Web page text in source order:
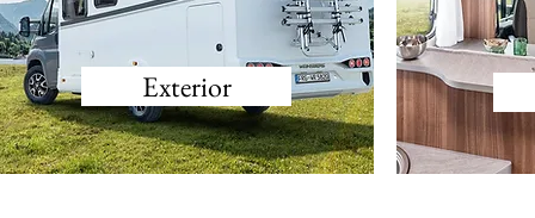
Exterior